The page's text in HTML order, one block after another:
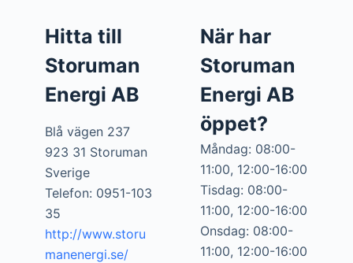
Hitta till
Storuman
Energi AB
Blå vägen 237
923 31 Storuman
Sverige
Telefon: 0951-103
35
http://www.storu
manenergi.se/
När har
Storuman
Energi AB
öppet?
Måndag: 08:00-
11:00, 12:00-16:00
Tisdag: 08:00-
11:00, 12:00-16:00
Onsdag: 08:00-
11:00, 12:00-16:00